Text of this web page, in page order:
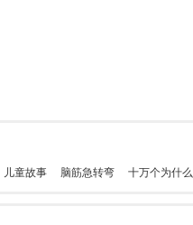
儿童故事 脑筋急转弯 十万个为什么